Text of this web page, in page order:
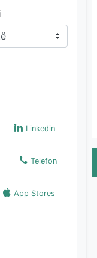
Linkedin
Telefon
App Stores